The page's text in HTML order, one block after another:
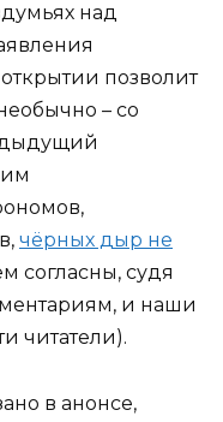
над
позволит
– со
чёрных дыр не
согласны, судя
и наши
читатели).
в анонсе,